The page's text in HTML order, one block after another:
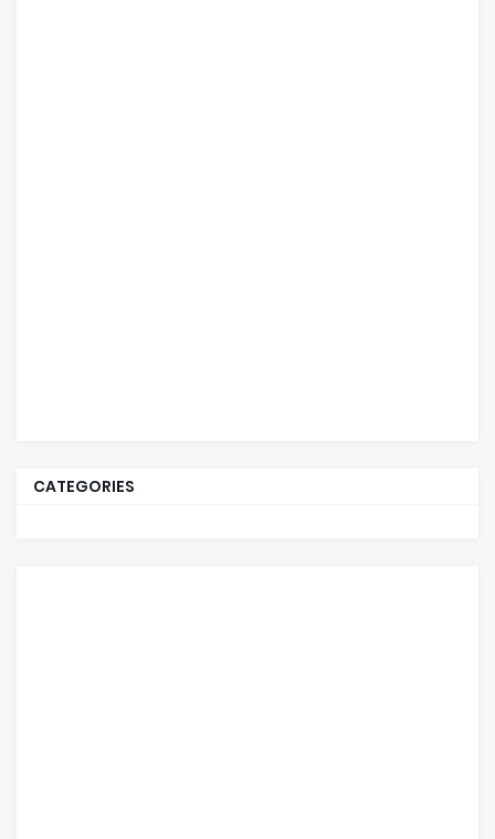
CATEGORIES